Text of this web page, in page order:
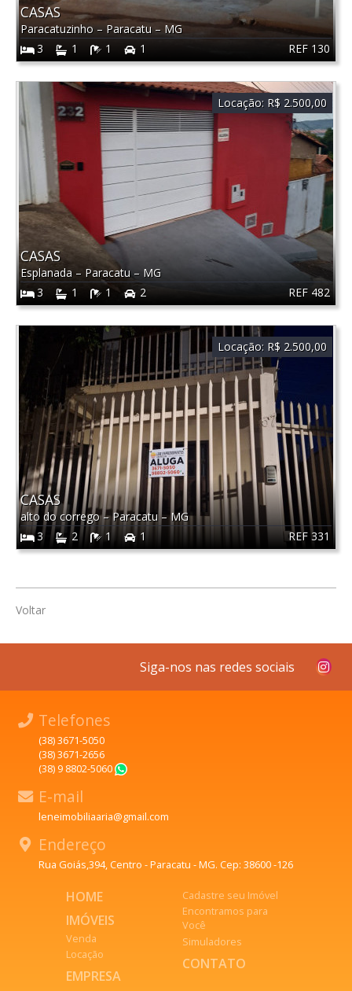
REF 130
CASAS
Paracatuzinho – Paracatu – MG
3
1 1 1
REF 482
CASAS
Esplanada – Paracatu– MG
3
1 1 2
Locação: R$ 2.500,00
REF 331
CASAS
alto do corrego–Paracatu–MG
3
2 1 1
Locação: R$ 2.500,00
Voltar
Siga-nos nas redes sociais
Telefones
(38) 3671-5050
(38) 3671-2656
(38) 9 8802-5060
E-mail
leneimobiliaaria@gmail.com
Endereço
Rua Goiás,394, Centro - Paracatu - MG. Cep: 38600 -126
HOME
IMÓVEIS
Venda
Locação
EMPRESA
Cadastre seu Imóvel
Encontramos para
Você
Simuladores
CONTATO